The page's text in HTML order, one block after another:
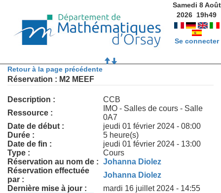
Samedi 8 Août
2026 19h49
Se connecter
Retour à la page précédente
Réservation : M2 MEEF
Description :
CCB
Ressource :
IMO - Salles de cours - Salle
0A7
Date de début :
jeudi 01 février 2024 - 08:00
Durée :
5 heure(s)
Date de fin :
jeudi 01 février 2024 - 13:00
Type :
Cours
Réservation au nom de : Johanna Diolez
Réservation effectuée
par :
Johanna Diolez
Dernière mise à jour :
mardi 16 juillet 2024 - 14:55